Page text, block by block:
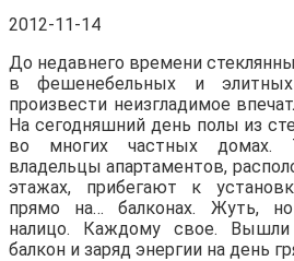
2012-11-14
До недавнего времени
в фешенебельных и элитных
произвести неизгладимое
На сегодняшний день полы из
во многих частных домах.
владельцы апартаментов,
этажах, прибегают к
прямо на… балконах. Жуть,
налицо. Каждому свое.
балкон и заряд энергии на день